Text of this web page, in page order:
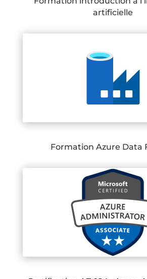
artificielle
Formation Azure Data